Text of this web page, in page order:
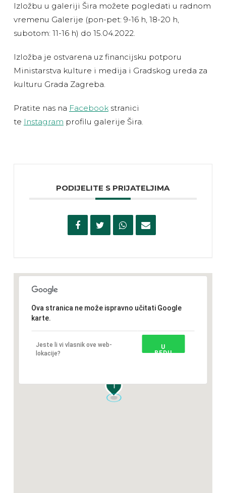
Izložbu u galeriji Šira možete pogledati u radnom
vremenu Galerije (pon-pet: 9-16 h, 18-20 h,
subotom: 11-16 h) do 15.04.2022.
Izložba je ostvarena uz financijsku potporu
Ministarstva kulture i medija i Gradskog ureda za
kulturu Grada Zagreba.
Pratite nas na Facebookstranici
te Instagram profilu galerije Šira.
PODIJELITE S PRIJATELJIMA
1
Ova stranica ne može ispravno učitati Google
karte.
Jeste li vi vlasnik ove web-
lokacije?
U
REDU